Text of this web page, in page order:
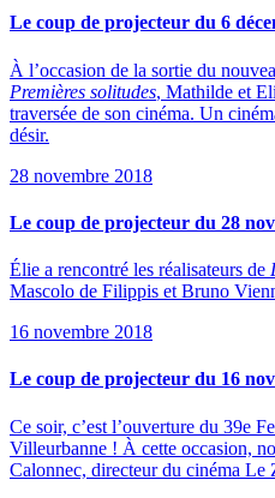
Le coup de projecteur du 6
À l’occasion de la sortie du
Premières solitudes, Mathilde et
traversée de son cinéma. Un
désir.
28 novembre 2018
Le coup de projecteur du 28
Élie a rencontré les réalisateurs de
Mascolo de Filippis et Bruno
16 novembre 2018
Le coup de projecteur du 16
Ce soir, c’est l’ouverture du 39e
Villeurbanne ! À cette occasion,
Calonnec, directeur du cinéma Le